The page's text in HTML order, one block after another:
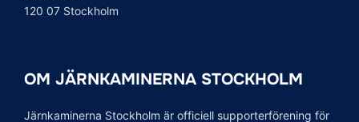
120 07 Stockholm
OM JÄRNKAMINERNA STOCKHOLM
Järnkaminerna Stockholm är officiell supporterförening för